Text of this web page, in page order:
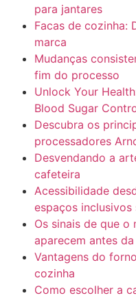
para jantares
Facas de cozinha:
marca
Mudanças
fim do processo
Unlock Your
Blood Sugar
Descubra os
processadores
Desvendando a
cafeteira
Acessibilidade
espaços
Os sinais de que
aparecem antes
Vantagens do
cozinha
Como escolher a